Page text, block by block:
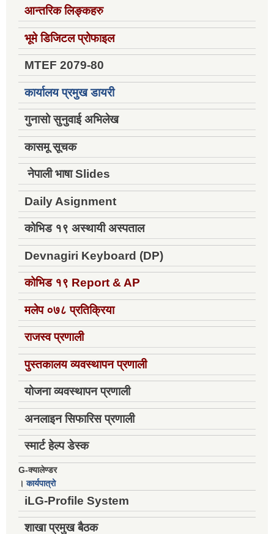
आन्तरिक लिङ्कहरु
भूमे डिजिटल प्रोफाइल
MTEF 2079-80
कार्यालय प्रमुख डायरी
गुनासो सुनुवाई अभिलेख
कासमू सूचक
नेपाली भाषा Slides
Daily Asignment
कोभिड १९ अस्थायी अस्पताल
Devnagiri Keyboard (DP)
कोभिड १९ Report & AP
मलेप ०७८ प्रतिक्रिया
राजस्व प्रणाली
पुस्तकालय व्यवस्थापन प्रणाली
योजना व्यवस्थापन प्रणाली
अनलाइन सिफारिस प्रणाली
स्मार्ट हेल्प डेस्क
G-क्यालेण्डर
।कार्यपात्रो
iLG-Profile System
शाखा प्रमुख बैठक